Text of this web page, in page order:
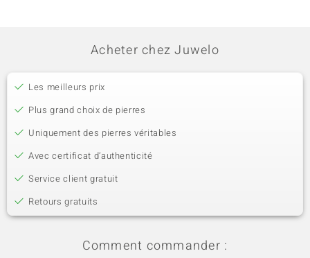
Acheter chez Juwelo
Les meilleurs prix
Plus grand choix de pierres
Uniquement des pierres véritables
Avec certificat d’authenticité
Service client gratuit
Retours gratuits
Comment commander :